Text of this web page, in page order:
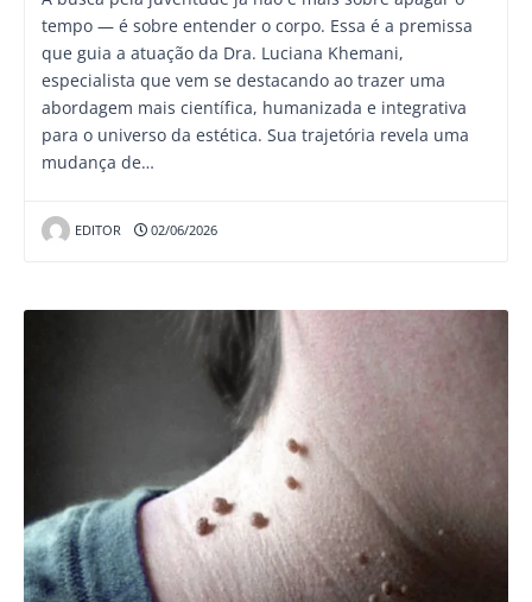
tempo — é sobre entender o corpo. Essa é a premissa
que guia a atuação da Dra. Luciana Khemani,
especialista que vem se destacando ao trazer uma
abordagem mais científica, humanizada e integrativa
para o universo da estética. Sua trajetória revela uma
mudança de…
EDITOR 02/06/2026